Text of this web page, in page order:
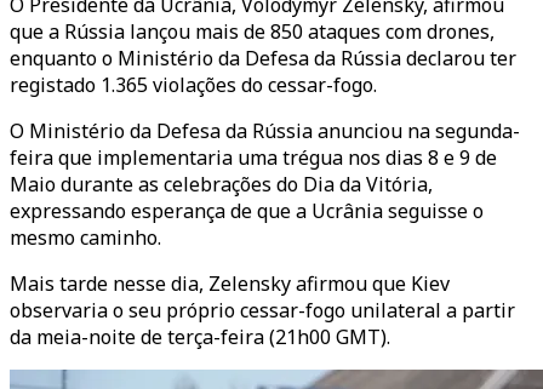
que a Rússia lançou mais de 850 ataques com drones,
enquanto o Ministério da Defesa da Rússia declarou ter
registado 1.365 violações do cessar-fogo.
O Ministério da Defesa da Rússia anunciou na segunda-
feira que implementaria uma trégua nos dias 8 e 9 de
Maio durante as celebrações do Dia da Vitória,
expressando esperança de que a Ucrânia seguisse o
mesmo caminho.
Mais tarde nesse dia, Zelensky afirmou que Kiev
observaria o seu próprio cessar-fogo unilateral a partir
da meia-noite de terça-feira (21h00 GMT).